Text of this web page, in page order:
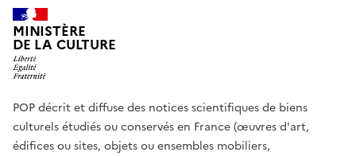
MINISTÈRE
DE LA CULTURE
POP décrit et diffuse des notices scientifiques de biens
culturels étudiés ou conservés en France (œuvres d'art,
édifices ou sites, objets ou ensembles mobiliers,